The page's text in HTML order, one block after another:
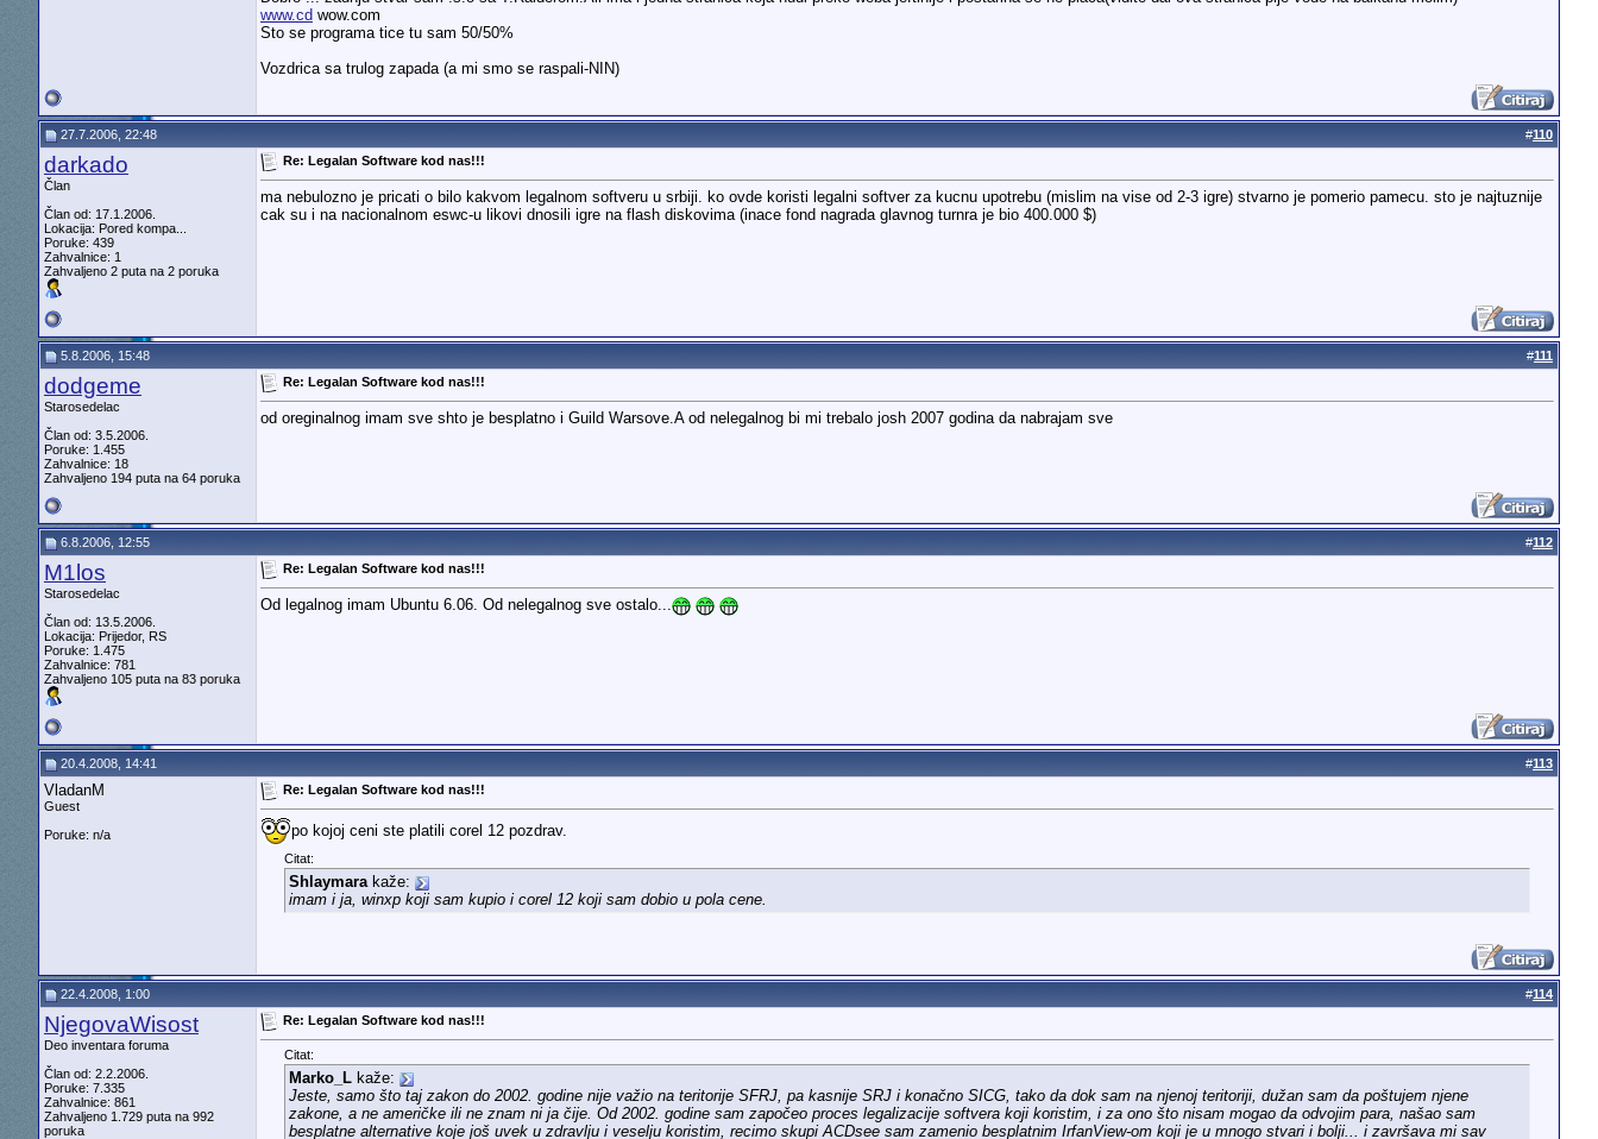
www.cd wow.com
Sto se programa tice tu sam 50/50%
Vozdrica sa trulog zapada (a mi smo se raspali-NIN)
27.7.2006, 22:48 #110
darkado
Član
Član od: 17.1.2006.
Lokacija: Pored kompa...
Poruke: 439
Zahvalnice: 1
Zahvaljeno 2 puta na 2 poruka
Re: Legalan Software kod nas!!!
ma nebulozno je pricati o bilo kakvom legalnom softveru u srbiji. ko ovde koristi legalni softver za kucnu upotrebu (mislim na vise od 2-3 igre) stvarno je pomerio pamecu. sto je najtuznije
cak su i na nacionalnom eswc-u likovi dnosili igre na flash diskovima (inace fond nagrada glavnog turnra je bio 400.000 $)
5.8.2006, 15:48 #111
dodgeme
Starosedelac
Član od: 3.5.2006.
Poruke: 1.455
Zahvalnice: 18
Zahvaljeno 194 puta na 64 poruka
Re: Legalan Software kod nas!!!
od oreginalnog imam sve shto je besplatno i Guild Warsove.A od nelegalnog bi mi trebalo josh 2007 godina da nabrajam sve
6.8.2006, 12:55 #112
M1los
Starosedelac
Član od: 13.5.2006.
Lokacija: Prijedor, RS
Poruke: 1.475
Zahvalnice: 781
Zahvaljeno 105 puta na 83 poruka
Re: Legalan Software kod nas!!!
Od legalnog imam Ubuntu 6.06. Od nelegalnog sve ostalo...
20.4.2008, 14:41 #113
VladanM
Guest
Poruke: n/a
Re: Legalan Software kod nas!!!
po kojoj ceni ste platili corel 12 pozdrav.
Citat:
Shlaymarakaže:
imam i ja, winxp koji sam kupio i corel 12 koji sam dobio u pola cene.
22.4.2008, 1:00 #114
NjegovaWisost
Deo inventara foruma
Član od: 2.2.2006.
Poruke: 7.335
Zahvalnice: 861
Zahvaljeno 1.729 puta na 992
poruka
Re: Legalan Software kod nas!!!
Citat:
Marko_Lkaže:
Jeste, samo što taj zakon do 2002. godine nije važio na teritorije SFRJ, pa kasnije SRJ i konačno SICG, tako da dok sam na njenoj teritoriji, dužan sam da poštujem njene
zakone, a ne američke ili ne znam ni ja čije. Od 2002. godine sam započeo proces legalizacije softvera koji koristim, i za ono što nisam mogao da odvojim para, našao sam
besplatne alternative koje još uvek u zdravlju i veselju koristim, recimo skupi ACDsee sam zamenio besplatnim IrfanView-om koji je u mnogo stvari i bolji... i završava mi sav